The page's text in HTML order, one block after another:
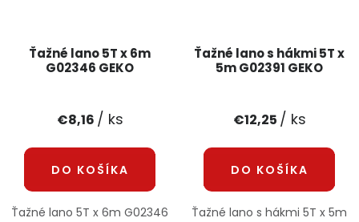
Ťažné lano 5T x 6m
G02346 GEKO
€8,16 / ks
DO KOŠÍKA
Ťažné lano 5T x 6m G02346
Ťažné lano s hákmi 5T x
5m G02391 GEKO
€12,25 / ks
DO KOŠÍKA
Ťažné lano s hákmi 5T x 5m